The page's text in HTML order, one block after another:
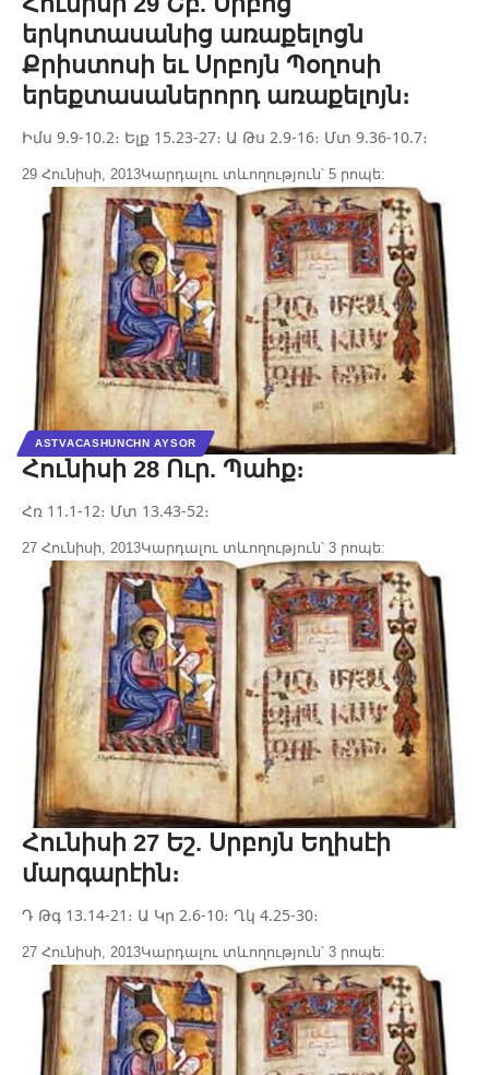
երկոտասանից առաքելոցն
Քրիստոսի եւ Սրբոյն Պօղոսի
երեքտասաներորդ առաքելոյն։
Իմս 9.9-10.2։ Ելք 15.23-27։ Ա Թս 2.9-16։ Մտ 9.36-10.7։
29 Հունիսի, 2013Կարդալու տևողություն՝ 5 րոպե:
ASTVACASHUNCHN AYSOR
Հունիսի 28 Ուր. Պահք։
Հռ 11.1-12։ Մտ 13.43-52։
27 Հունիսի, 2013Կարդալու տևողություն՝ 3 րոպե:
Հունիսի 27 Եշ. Սրբոյն Եղիսէի
մարգարէին։
Դ Թգ 13.14-21։ Ա Կր 2.6-10։ Ղկ 4.25-30։
27 Հունիսի, 2013Կարդալու տևողություն՝ 3 րոպե: